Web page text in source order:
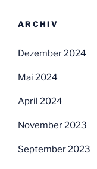
ARCHIV
Dezember 2024
Mai 2024
April 2024
November 2023
September 2023